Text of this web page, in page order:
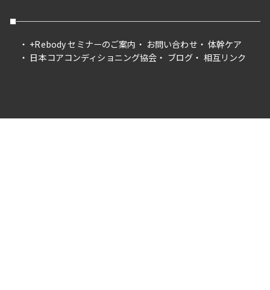
+Rebody セミナーのご案内 お問い合わせ
体幹ケア
日本コアコンディショニング協会
ブログ 相互リンク